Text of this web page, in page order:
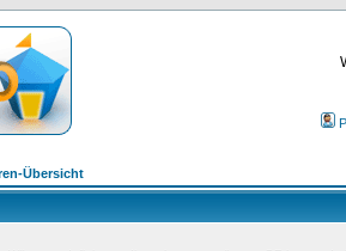
Übersicht